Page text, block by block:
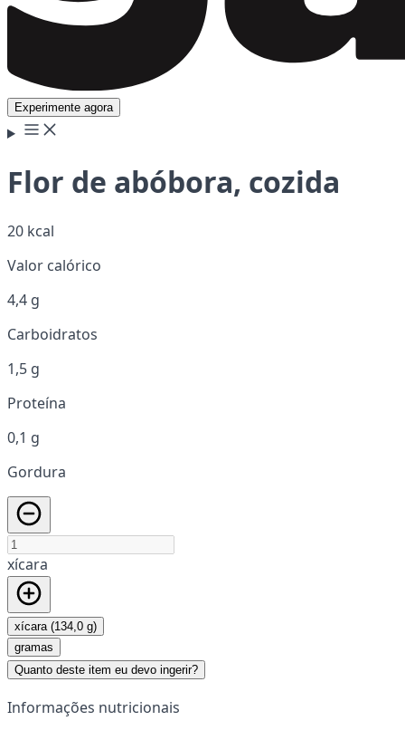
Experimente agora
Flor de abóbora, cozida
20 kcal
Valor calórico
4,4 g
Carboidratos
1,5 g
Proteína
0,1 g
Gordura
xícara
xícara (134,0 g)
gramas
Quanto deste item eu devo ingerir?
Informações nutricionais